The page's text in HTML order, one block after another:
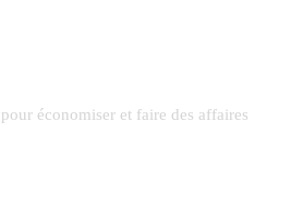
économiser et faire des affaires